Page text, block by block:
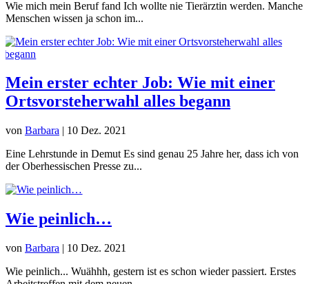
Wie mich mein Beruf fand Ich wollte nie Tierärztin werden. Manche
Menschen wissen ja schon im...
Mein erster echter Job: Wie mit einer
Ortsvorsteherwahl alles begann
von Barbara | 10 Dez. 2021
Eine Lehrstunde in Demut Es sind genau 25 Jahre her, dass ich von
der Oberhessischen Presse zu...
Wie peinlich…
von Barbara | 10 Dez. 2021
Wie peinlich... Wuähhh, gestern ist es schon wieder passiert. Erstes